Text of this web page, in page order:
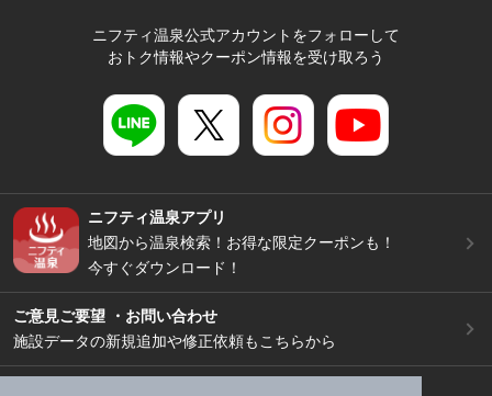
ニフティ温泉公式アカウントをフォローして
おトク情報やクーポン情報を受け取ろう
ニフティ温泉アプリ
地図から温泉検索！お得な限定クーポンも！
今すぐダウンロード！
ご意見ご要望 ・お問い合わせ
施設データの新規追加や修正依頼もこちらから